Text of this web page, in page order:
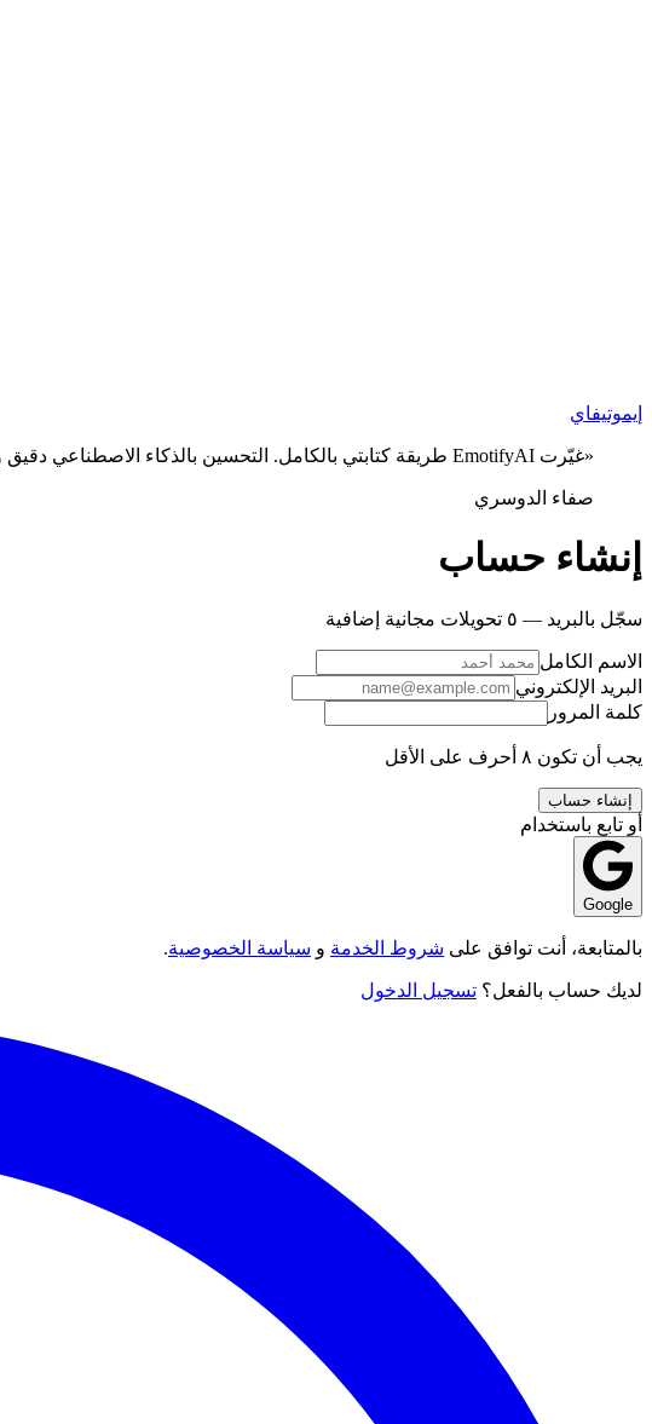
إيموتيفاي
«غيّرت EmotifyAI طريقة كتابتي بالكامل. التحسين بالذكاء الاصطناعي دقيق وقوي، ورسائلي ووثائقي أصبحت أكثر احترافية.»
صفاء الدوسري
إنشاء حساب
سجّل بالبريد — ٥ تحويلات مجانية إضافية
الاسم الكامل
البريد الإلكتروني
كلمة المرور
يجب أن تكون ٨ أحرف على الأقل
إنشاء حساب
أو تابع باستخدام
Google
بالمتابعة، أنت توافق على شروط الخدمة و سياسة الخصوصية.
لديك حساب بالفعل؟ تسجيل الدخول